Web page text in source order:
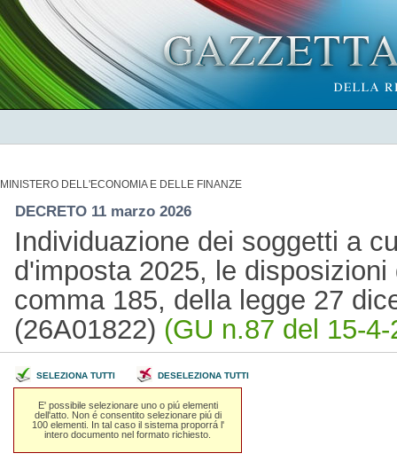
MINISTERO DELL'ECONOMIA E DELLE FINANZE
DECRETO 11 marzo 2026
Individuazione dei soggetti a
d'imposta 2025, le
comma 185, della legge 27
(26A01822) (GU n.87 del 15-
SELEZIONA TUTTI DESELEZIONA TUTTI
E' possibile selezionare uno o piú elementi
dell'atto. Non é consentito selezionare piú di
100 elementi. In tal caso il sistema proporrá l'
intero documento nel formato richiesto.